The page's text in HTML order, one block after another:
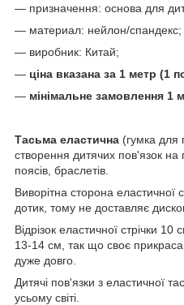
— призначення: основа для
— материал: нейлон/спандекс;
— виробник: Китай;
— ціна вказана за 1 метр (1
— мінімальне замовлення 1
Тасьма еластична (гумка для
створення дитячих пов'язок на
поясів, браслетів.
Виворітна сторона еластичної
дотик, тому не доставляє
Відрізок еластичної стрічки
13-14 см, так що своє
дуже довго.
Дитячі пов'язки з еластичної
усьому світі.